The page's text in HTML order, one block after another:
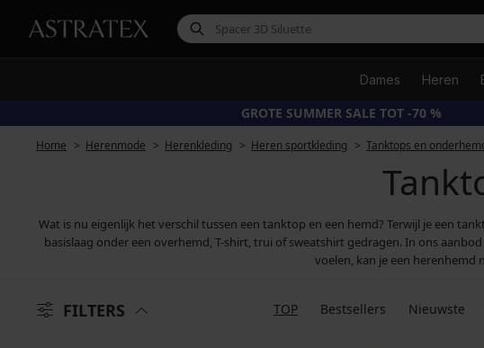
Dames Heren
GROTE SUMMER SALE TOT -70 %
Home Herenmode Herenkleding Heren sportkleding Tanktops en
Wat is nu eigenlijk het verschil tussen een tanktop en een hemd? Terwijl je een
basislaag onder een overhemd, T-shirt, trui of sweatshirt gedragen. In ons
voelen, kan je een herenhemd
FILTERS TOP Bestsellers Nieuwste